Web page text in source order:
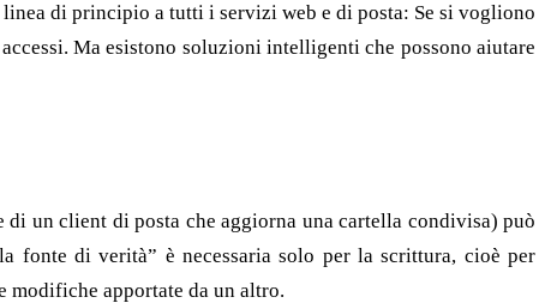
di principio a tutti i servizi web e di posta: Se si vogliono
Ma esistono soluzioni intelligenti che possono aiutare
un client di posta che aggiorna una cartella condivisa) può
fonte di verità” è necessaria solo per la scrittura, cioè per
modifiche apportate da un altro.